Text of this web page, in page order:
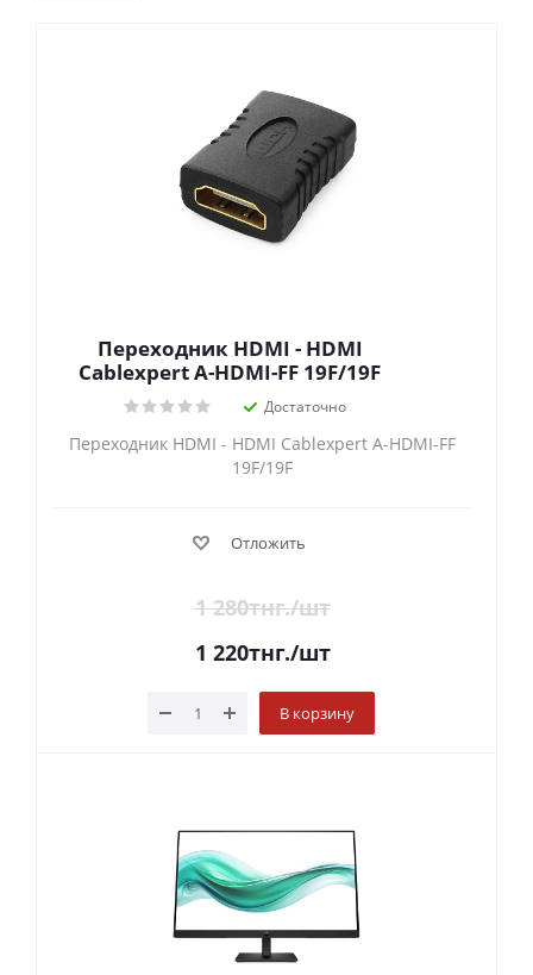
Переходник HDMI - HDMI
Cablexpert A-HDMI-FF 19F/19F
Достаточно
Переходник HDMI - HDMI Cablexpert A-HDMI-FF
19F/19F
Отложить
1 280тнг./шт
1 220тнг./шт
В корзину